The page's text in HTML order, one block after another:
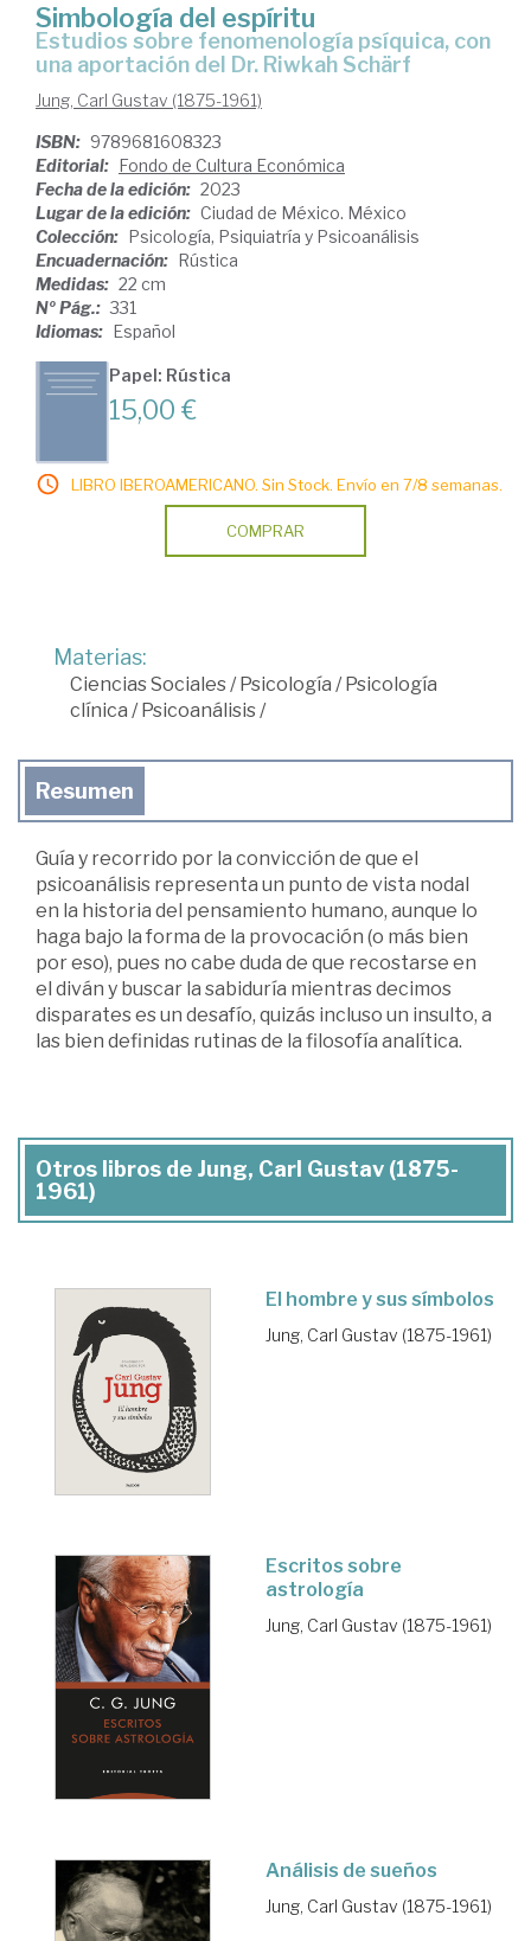
Simbología del espíritu
Estudios sobre fenomenología psíquica, con
una aportación del Dr. Riwkah Schärf
Jung, Carl Gustav (1875-1961)
ISBN: 9789681608323
Editorial: Fondo de Cultura Económica
Fecha de la edición: 2023
Lugar de la edición: Ciudad de México. México
Colección: Psicología, Psiquiatría y Psicoanálisis
Encuadernación: Rústica
Medidas: 22 cm
Nº Pág.: 331
Idiomas: Español
Papel: Rústica
15,00 €
LIBRO IBEROAMERICANO. Sin Stock. Envío en 7/8 semanas.
COMPRAR
Materias:
Ciencias Sociales/Psicología /Psicología
clínica /Psicoanálisis/
Resumen
Guía y recorrido por la convicción de que el
psicoanálisis representa un punto de vista nodal
en la historia del pensamiento humano, aunque lo
haga bajo la forma de la provocación (o más bien
por eso), pues no cabe duda de que recostarse en
el diván y buscar la sabiduría mientras decimos
disparates es un desafío, quizás incluso un insulto, a
las bien definidas rutinas de la filosofía analítica.
Otros libros de Jung, Carl Gustav (1875-
1961)
El hombre y sus símbolos
Jung, Carl Gustav (1875-1961)
Escritos sobre
astrología
Jung, Carl Gustav (1875-1961)
Análisis de sueños
Jung, Carl Gustav (1875-1961)